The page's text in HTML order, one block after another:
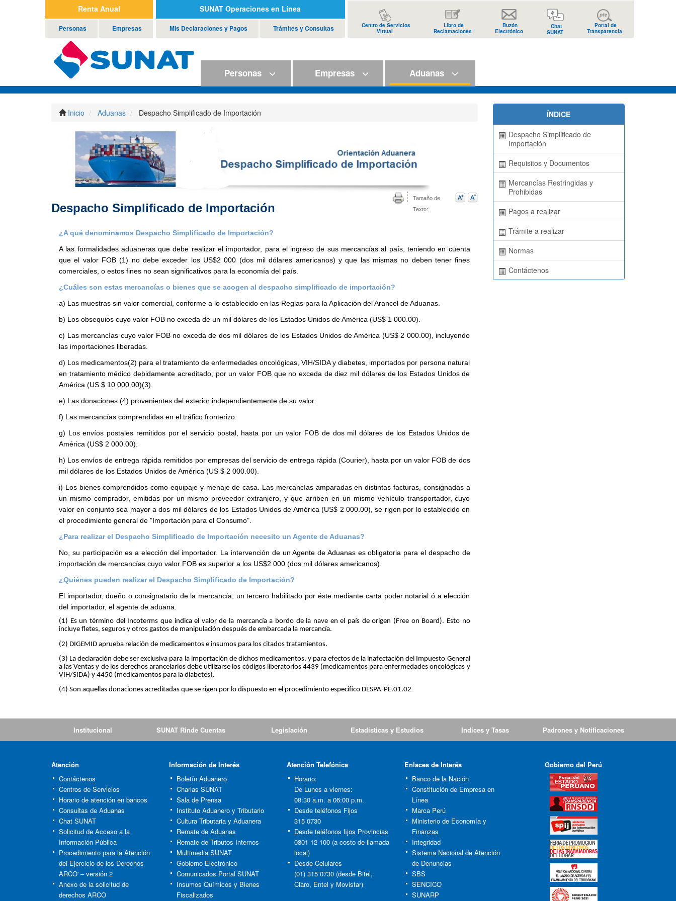
Renta Anual
Personas Empresas
SUNAT Operaciones en Línea
Mis Declaraciones y Pagos Trámites y Consultas
Centro de Servicios
Virtual
Libro de
Reclamaciones
Buzón
Electrónico
Chat
SUNAT
Portal de
Transparencia
Personas Empresas Aduanas
Inicio Aduanas Despacho Simplificado de Importación
Tamaño de
Texto:
Despacho Simplificado de Importación
¿A qué denominamos Despacho Simplificado de Importación?
A las formalidades aduaneras que debe realizar el importador, para el ingreso de sus mercancías al país, teniendo en cuenta
que el valor FOB (1) no debe exceder los US$2 000 (dos mil dólares americanos) y que las mismas no deben tener fines
comerciales, o estos fines no sean significativos para la economía del país.
¿Cuáles son estas mercancías o bienes que se acogen al despacho simplificado de importación?
a) Las muestras sin valor comercial, conforme a lo establecido en las Reglas para la Aplicación del Arancel de Aduanas.
b) Los obsequios cuyo valor FOB no exceda de un mil dólares de los Estados Unidos de América (US$ 1 000.00).
c) Las mercancías cuyo valor FOB no exceda de dos mil dólares de los Estados Unidos de América (US$ 2 000.00), incluyendo
las importaciones liberadas.
d) Los medicamentos(2) para el tratamiento de enfermedades oncológicas, VIH/SIDA y diabetes, importados por persona natural
en tratamiento médico debidamente acreditado, por un valor FOB que no exceda de diez mil dólares de los Estados Unidos de
América (US $ 10 000.00)(3).
e) Las donaciones (4) provenientes del exterior independientemente de su valor.
f) Las mercancías comprendidas en el tráfico fronterizo.
g) Los envíos postales remitidos por el servicio postal, hasta por un valor FOB de dos mil dólares de los Estados Unidos de
América (US$ 2 000.00).
h) Los envíos de entrega rápida remitidos por empresas del servicio de entrega rápida (Courier), hasta por un valor FOB de dos
mil dólares de los Estados Unidos de América (US $ 2 000.00).
i) Los bienes comprendidos como equipaje y menaje de casa. Las mercancías amparadas en distintas facturas, consignadas a
un mismo comprador, emitidas por un mismo proveedor extranjero, y que arriben en un mismo vehículo transportador, cuyo
valor en conjunto sea mayor a dos mil dólares de los Estados Unidos de América (US$ 2 000.00), se rigen por lo establecido en
el procedimiento general de "Importación para el Consumo".
¿Para realizar el Despacho Simplificado de Importación necesito un Agente de Aduanas?
No, su participación es a elección del importador. La intervención de un Agente de Aduanas es obligatoria para el despacho de
importación de mercancías cuyo valor FOB es superior a los US$2 000 (dos mil dólares americanos).
¿Quiénes pueden realizar el Despacho Simplificado de Importación?
El importador, dueño o consignatario de la mercancía; un tercero habilitado por éste mediante carta poder notarial ó a elección
del importador, el agente de aduana.
(1) Es un término del Incoterms que indica el valor de la mercancía a bordo de la nave en el país de origen (Free on Board). Esto no
incluye fletes, seguros y otros gastos de manipulación después de embarcada la mercancía.
(2) DIGEMID aprueba relación de medicamentos e insumos para los citados tratamientos.
(3) La declaración debe ser exclusiva para la importación de dichos medicamentos, y para efectos de la inafectación del Impuesto General
a las Ventas y de los derechos arancelarios debe utilizarse los códigos liberatorios 4439 (medicamentos para enfermedades oncológicas y
VIH/SIDA) y 4450 (medicamentos para la diabetes).
(4) Son aquellas donaciones acreditadas que se rigen por lo dispuesto en el procedimiento especifico DESPA-PE.01.02
ÍNDICE
Despacho Simplificado de
Importación
Requisitos y Documentos
Mercancías Restringidas y
Prohibidas
Pagos a realizar
Trámite a realizar
Normas
Contáctenos
Institucional SUNAT Rinde Cuentas Legislación Estadísticas y Estudios Indices y Tasas Padrones y Notificaciones
Atención
Contáctenos
Centros de Servicios
Horario de atención en bancos
Consultas de Aduanas
Chat SUNAT
Solicitud de Acceso a la
Información Pública
Procedimiento para la Atención
del Ejercicio de los Derechos
ARCO' – versión 2
Anexo de la solicitud de
derechos ARCO
Información de Interés
Boletín Aduanero
Charlas SUNAT
Sala de Prensa
Instituto Aduanero y Tributario
Cultura Tributaria y Aduanera
Remate de Aduanas
Remate de Tributos Internos
Multimedia SUNAT
Gobierno Electrónico
Comunicados Portal SUNAT
Insumos Químicos y Bienes
Fiscalizados
Atención Telefónica
Horario:
De Lunes a viernes:
08:30 a.m. a 06:00 p.m.
Desde teléfonos Fijos
315 0730
Desde teléfonos fijos Provincias
0801 12 100 (a costo de llamada
local)
Desde Celulares
(01) 315 0730 (desde Bitel,
Claro, Entel y Movistar)
Enlaces de Interés
Banco de la Nación
Constitución de Empresa en
Línea
Marca Perú
Ministerio de Economía y
Finanzas
Integridad
Sistema Nacional de Atención
de Denuncias
SBS
SENCICO
SUNARP
Gobierno del Perú